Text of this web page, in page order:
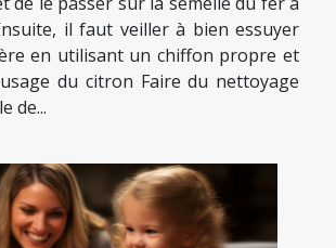
il faut veiller à bien essuyer
en utilisant un chiffon propre et
du citron Faire du nettoyage
de...